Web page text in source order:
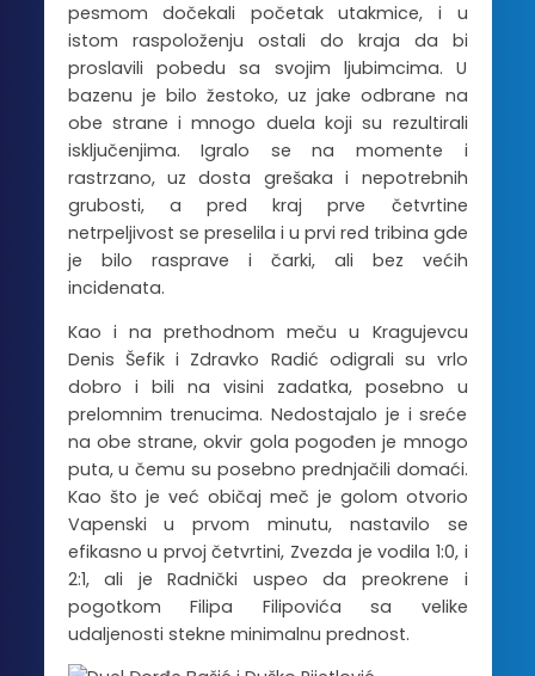
pesmom dočekali početak utakmice, i u
istom raspoloženju ostali do kraja da bi
proslavili pobedu sa svojim ljubimcima. U
bazenu je bilo žestoko, uz jake odbrane na
obe strane i mnogo duela koji su rezultirali
isključenjima. Igralo se na momente i
rastrzano, uz dosta grešaka i nepotrebnih
grubosti, a pred kraj prve četvrtine
netrpeljivost se preselila i u prvi red tribina gde
je bilo rasprave i čarki, ali bez većih
incidenata.
Kao i na prethodnom meču u Kragujevcu
Denis Šefik i Zdravko Radić odigrali su vrlo
dobro i bili na visini zadatka, posebno u
prelomnim trenucima. Nedostajalo je i sreće
na obe strane, okvir gola pogođen je mnogo
puta, u čemu su posebno prednjačili domaći.
Kao što je već običaj meč je golom otvorio
Vapenski u prvom minutu, nastavilo se
efikasno u prvoj četvrtini, Zvezda je vodila 1:0, i
2:1, ali je Radnički uspeo da preokrene i
pogotkom Filipa Filipovića sa velike
udaljenosti stekne minimalnu prednost.